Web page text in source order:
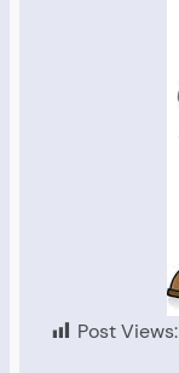
Post Views: